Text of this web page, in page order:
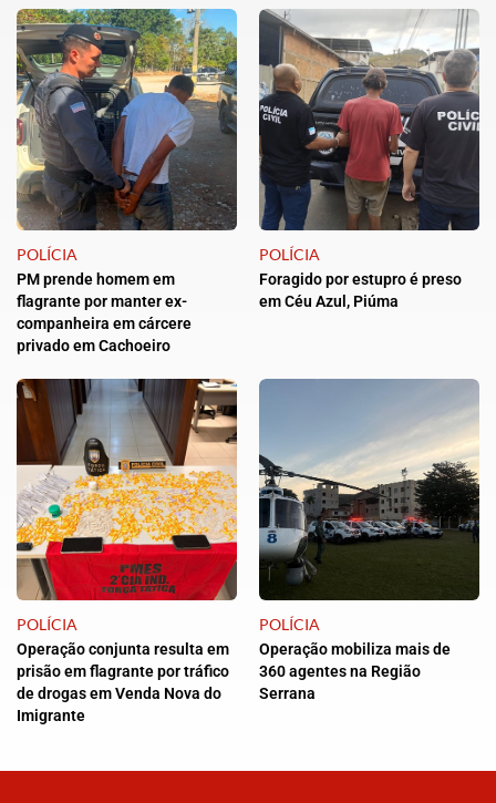
POLÍCIA
PM prende homem em
flagrante por manter ex-
companheira em cárcere
privado em Cachoeiro
POLÍCIA
Foragido por estupro é preso
em Céu Azul, Piúma
POLÍCIA
Operação conjunta resulta em
prisão em flagrante por tráfico
de drogas em Venda Nova do
Imigrante
POLÍCIA
Operação mobiliza mais de
360 agentes na Região
Serrana